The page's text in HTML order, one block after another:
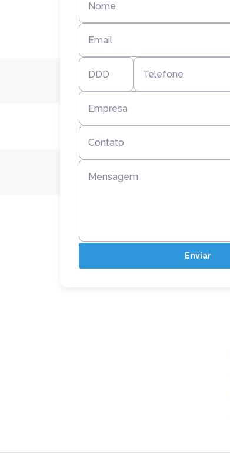
Nome
Email
DDD Telefone
Empresa
Contato
Mensagem
Enviar